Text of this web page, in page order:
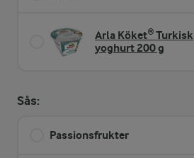
Arla Köket® Turkisk
yoghurt 200 g
Sås:
Passionsfrukter